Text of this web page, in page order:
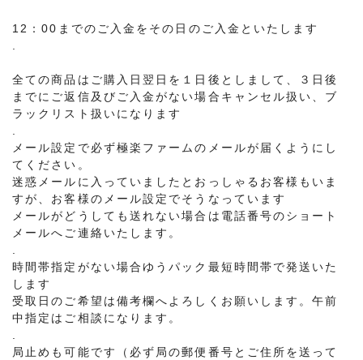
12：00までのご入金をその日のご入金といたします
.
全ての商品はご購入日翌日を１日後としまして、３日後
までにご返信及びご入金がない場合キャンセル扱い、ブ
ラックリスト扱いになります
.
メール設定で必ず極楽ファームのメールが届くようにし
てください。
迷惑メールに入っていましたとおっしゃるお客様もいま
すが、お客様のメール設定でそうなっています
メールがどうしても送れない場合は電話番号のショート
メールへご連絡いたします。
.
時間帯指定がない場合ゆうパック最短時間帯で発送いた
します
受取日のご希望は備考欄へよろしくお願いします。午前
中指定はご相談になります。
.
局止めも可能です（必ず局の郵便番号とご住所を送って